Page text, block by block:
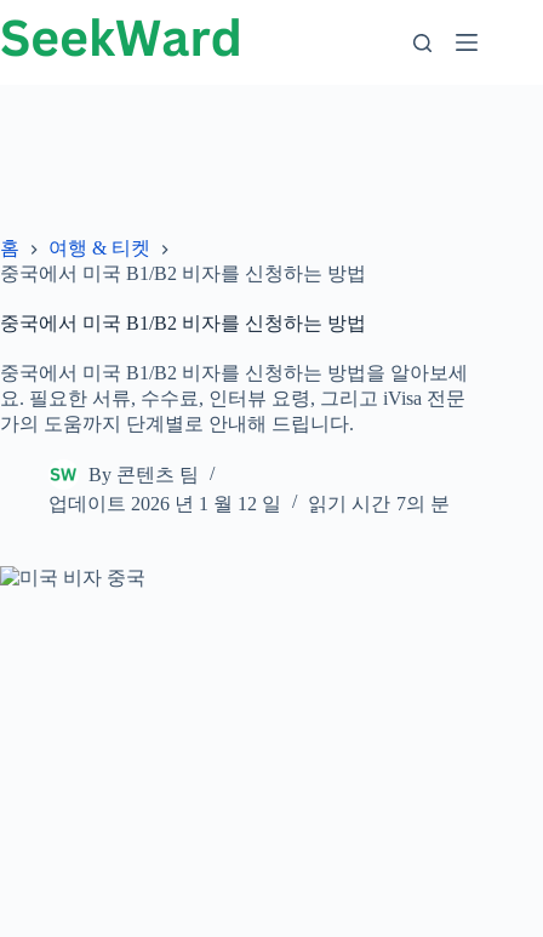
텐
츠
홈
여행 & 티켓
중국에서 미국 B1/B2 비자를 신청하는 방법
중국에서 미국 B1/B2 비자를 신청하는 방법
중국에서 미국 B1/B2 비자를 신청하는 방법을 알아보세
요. 필요한 서류, 수수료, 인터뷰 요령, 그리고 iVisa 전문
가의 도움까지 단계별로 안내해 드립니다.
By 콘텐츠 팀
업데이트 2026 년 1 월 12 일 읽기 시간 7의 분